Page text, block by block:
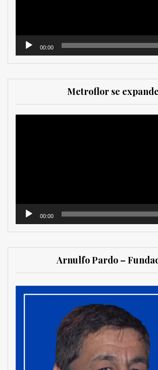
00:00
Metroflor se expande
00:00
Arnulfo Pardo –